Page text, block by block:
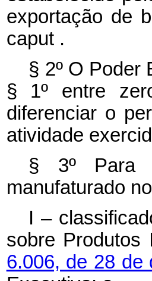
exportação de
caput .
§ 2º O Poder
§ 1º entre
diferenciar o
atividade
§ 3º Para
manufaturado
I –
sobre Produtos
6.006, de 28